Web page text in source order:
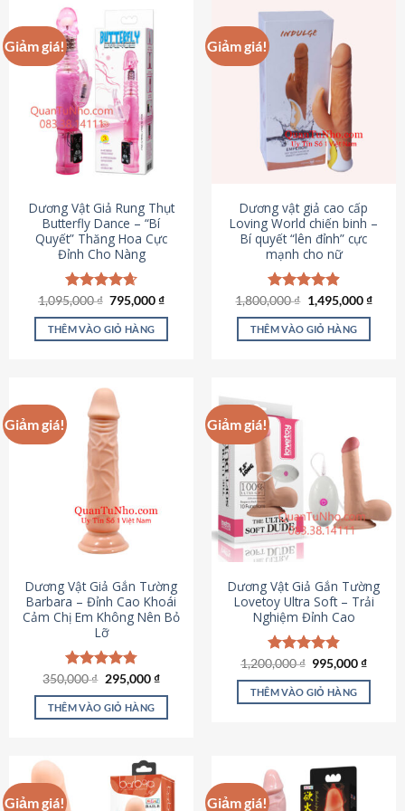
Giảm giá!
Dương Vật Giả Rung Thụt
Butterfly Dance – “Bí
Quyết” Thăng Hoa Cực
Đỉnh Cho Nàng
Được xếp
hạng4.65
5 sao
1,095,000₫ Giá
là:
1,095,000 ₫.
795,000₫Giá
tại
THÊM VÀO GIỎ HÀNG
Giảm giá!
Dương vật giả cao cấp
Loving World chiến binh –
Bí quyết “lên đỉnh” cực
mạnh cho nữ
Được xếp
hạng4.89
5 sao
1,800,000₫ Giá
gốc
là:
1,800,000 ₫.
1,495,000₫Giá
THÊM VÀO GIỎ HÀNG
Giảm giá!
Dương Vật Giả Gắn Tường
Barbara – Đỉnh Cao Khoái
Cảm Chị Em Không Nên Bỏ
Lỡ
Được xếp
hạng4.79
5 sao
350,000₫ Giá
là:
350,000 ₫.
295,000₫Giá
tại
THÊM VÀO GIỎ HÀNG
Giảm giá!
Dương Vật Giả Gắn Tường
Lovetoy Ultra Soft – Trải
Nghiệm Đỉnh Cao
Được xếp
hạng4.82
5 sao
1,200,000₫ Giá
là:
1,200,000 ₫.
995,000₫Giá
tại
THÊM VÀO GIỎ HÀNG
Giảm giá! Giảm giá!